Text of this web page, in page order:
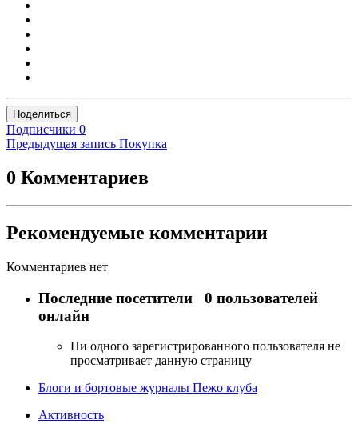
Поделиться
Подписчики 0
Предыдущая запись Покупка
0 Комментариев
Рекомендуемые комментарии
Комментариев нет
Последние посетители 0 пользователей
онлайн
Ни одного зарегистрированного пользователя не
просматривает данную страницу
Блоги и бортовые журналы Пежо клуба
Активность